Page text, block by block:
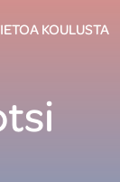
KOULUSTA